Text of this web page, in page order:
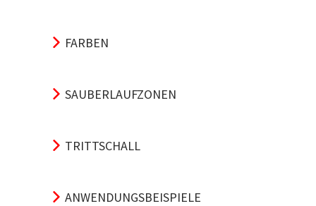
FARBEN
SAUBERLAUFZONEN
TRITTSCHALL
ANWENDUNGSBEISPIELE